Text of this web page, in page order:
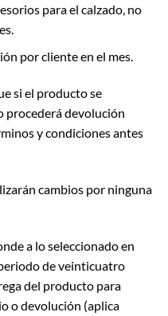
para el calzado, no
por cliente en el mes.
si el producto se
procederá devolución
y condiciones antes
cambios por ninguna
a lo seleccionado en
de veinticuatro
del producto para
o devolución (aplica